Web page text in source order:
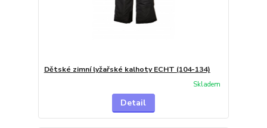
Dětské zimní lyžařské kalhoty ECHT (104-134)
Skladem
Detail